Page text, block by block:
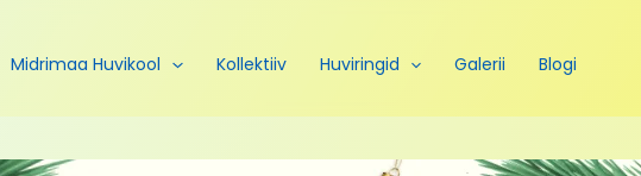
Midrimaa Huvikool Kollektiiv Huviringid Galerii Blogi